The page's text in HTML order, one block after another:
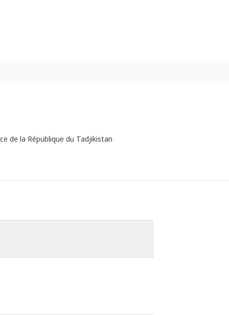
de la République du Tadjikistan